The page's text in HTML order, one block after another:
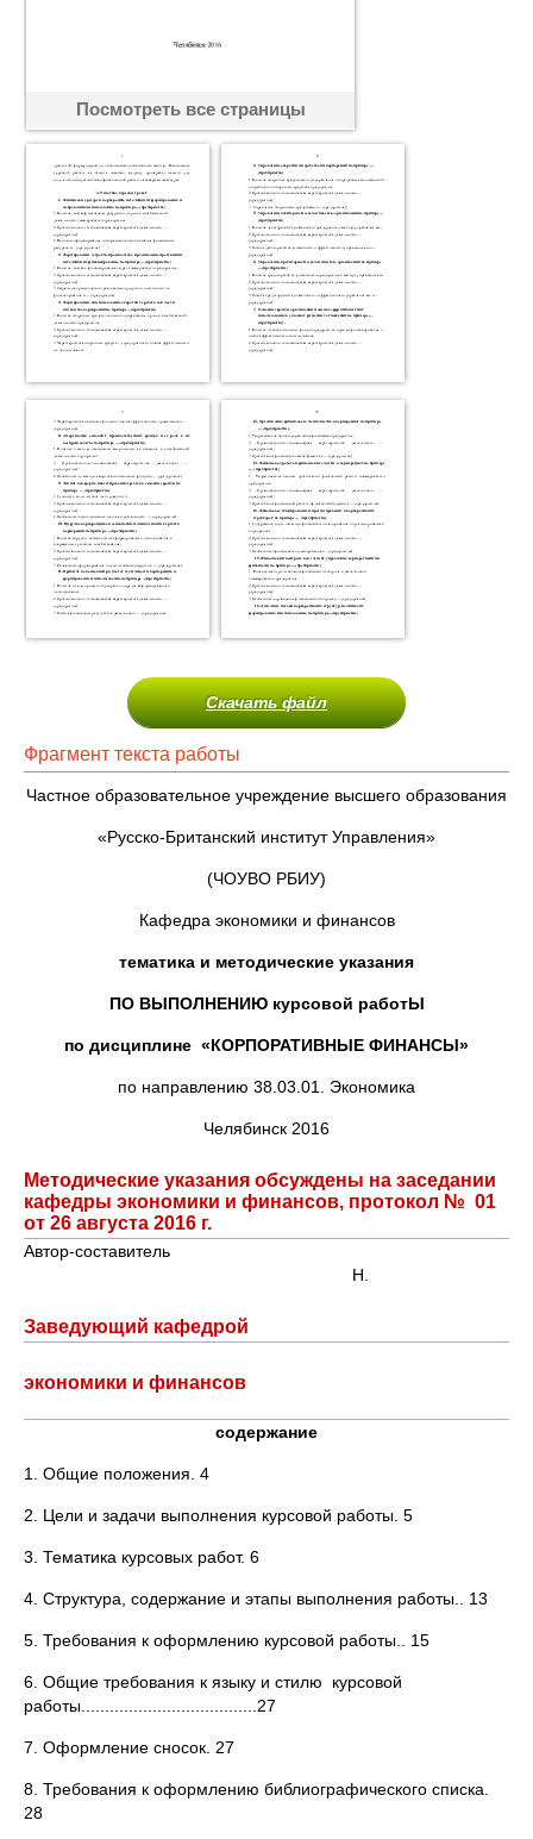
Посмотреть все страницы
Скачать файл
Фрагмент текста работы
Частное образовательное учреждение высшего образования
«Русско-Британский институт Управления»
(ЧОУВО РБИУ)
Кафедра экономики и финансов
тематика и методические указания
ПО ВЫПОЛНЕНИЮ курсовой работЫ
по дисциплине «КОРПОРАТИВНЫЕ ФИНАНСЫ»
по направлению 38.03.01. Экономика
Челябинск 2016
Методические указания обсуждены на заседании
кафедры экономики и финансов, протокол № 01
от 26 августа 2016 г.
Автор-составитель
Н.
Заведующий кафедрой
экономики и финансов
содержание
1. Общие положения. 4
2. Цели и задачи выполнения курсовой работы. 5
3. Тематика курсовых работ. 6
4. Структура, содержание и этапы выполнения работы.. 13
5. Требования к оформлению курсовой работы.. 15
6. Общие требования к языку и стилю курсовой
работы.....................................27
7. Оформление сносок. 27
8. Требования к оформлению библиографического списка.
28